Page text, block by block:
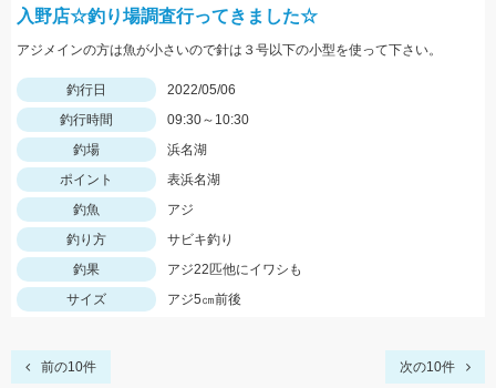
入野店☆釣り場調査行ってきました☆
アジメインの方は魚が小さいので針は３号以下の小型を使って下さい。
釣行日
2022/05/06
釣行時間
09:30～10:30
釣場
浜名湖
ポイント
表浜名湖
釣魚
アジ
釣り方
サビキ釣り
釣果
アジ22匹他にイワシも
サイズ
アジ5㎝前後
前の10件 次の10件